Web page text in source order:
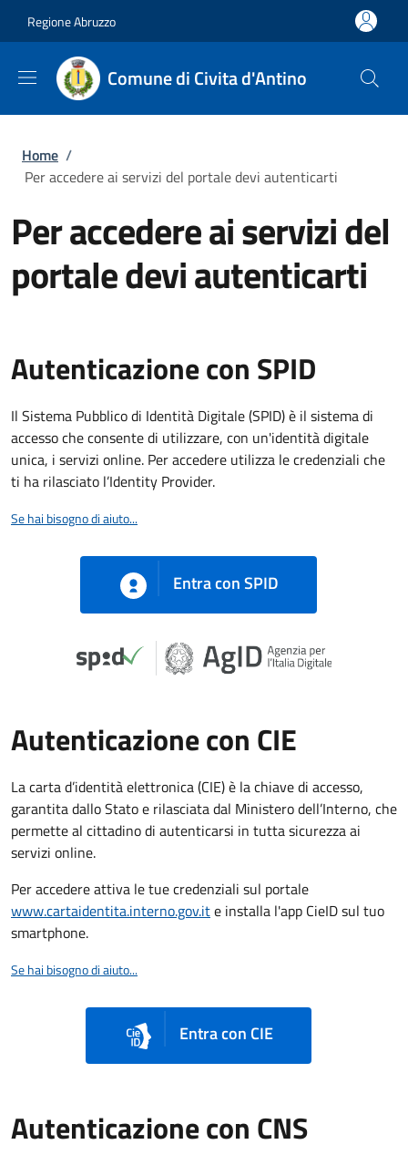
Regione Abruzzo
Comune di Civita d'Antino
Briciole di pane
Home /
Per accedere ai servizi del portale devi autenticarti
Per accedere ai servizi del
portale devi autenticarti
Autenticazione con SPID
Il Sistema Pubblico di Identità Digitale (SPID) è il sistema di
accesso che consente di utilizzare, con un'identità digitale
unica, i servizi online. Per accedere utilizza le credenziali che
ti ha rilasciato l’Identity Provider.
Se hai bisogno di aiuto...
Entra con SPID
Autenticazione con CIE
La carta d’identità elettronica (CIE) è la chiave di accesso,
garantita dallo Stato e rilasciata dal Ministero dell’Interno, che
permette al cittadino di autenticarsi in tutta sicurezza ai
servizi online.
Per accedere attiva le tue credenziali sul portale
www.cartaidentita.interno.gov.ite installa l'app CieID sul tuo
smartphone.
Se hai bisogno di aiuto...
Entra con CIE
Autenticazione con CNS